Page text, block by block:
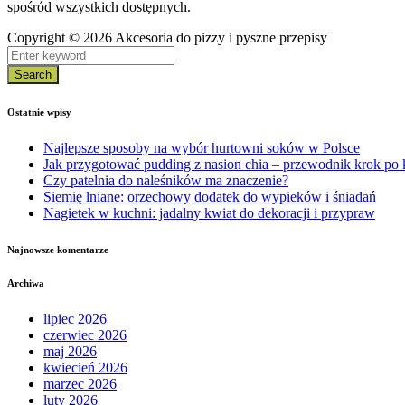
spośród wszystkich dostępnych.
Copyright © 2026 Akcesoria do pizzy i pyszne przepisy
Search
Ostatnie wpisy
Najlepsze sposoby na wybór hurtowni soków w Polsce
Jak przygotować pudding z nasion chia – przewodnik krok po
Czy patelnia do naleśników ma znaczenie?
Siemię lniane: orzechowy dodatek do wypieków i śniadań
Nagietek w kuchni: jadalny kwiat do dekoracji i przypraw
Najnowsze komentarze
Archiwa
lipiec 2026
czerwiec 2026
maj 2026
kwiecień 2026
marzec 2026
luty 2026